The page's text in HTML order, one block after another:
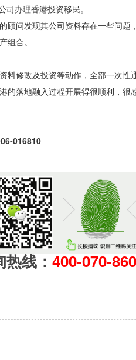
办理香港投资移民。
顾问发现其公司资料存在一些问
组合。
料修改及投资等动作，全部一次
的落地融入过程开展得很顺利，
016810
热线： 400-070-